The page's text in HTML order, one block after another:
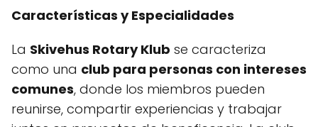
Características y Especialidades
La Skivehus Rotary Klub se caracteriza
como una club para personas con intereses
comunes, donde los miembros pueden
reunirse, compartir experiencias y trabajar